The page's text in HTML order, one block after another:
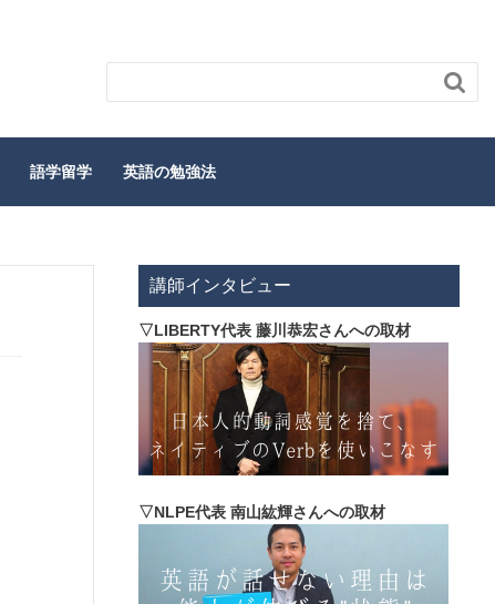

語学留学 英語の勉強法
講師インタビュー
▽LIBERTY代表 藤川恭宏さんへの取材
▽NLPE代表 南山紘輝さんへの取材